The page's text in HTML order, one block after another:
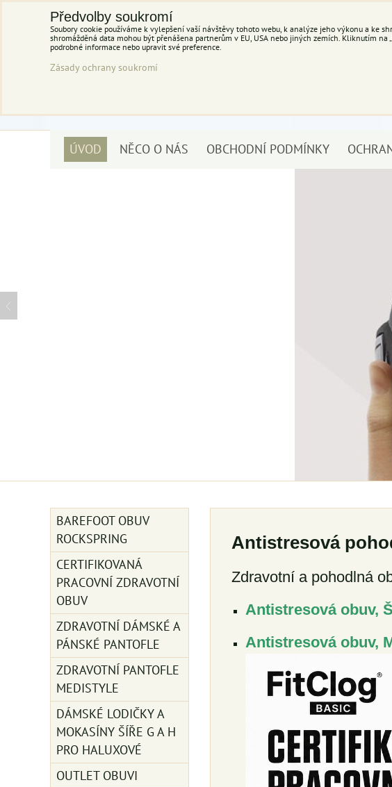
ÚVOD NĚCO O NÁS OBCHODNÍ PODMÍNKY
Antistresová
Zdravotní a pohodlná
Antistresová obuv,
Antistresová obuv,
BAREFOOT OBUV
ROCKSPRING
CERTIFIKOVANÁ
PRACOVNÍ ZDRAVOTNÍ
OBUV
ZDRAVOTNÍ DÁMSKÉ A
PÁNSKÉ PANTOFLE
ZDRAVOTNÍ PANTOFLE
MEDISTYLE
DÁMSKÉ LODIČKY A
MOKASÍNY ŠÍŘE G A H
PRO HALUXOVÉ
OUTLET OBUVI
Předvolby soukromí
Soubory cookie používáme k vylepšení vaší návštěvy tohoto webu, k analýze jeho výkonu a ke
shromážděná data mohou být přenášena partnerům v EU, USA nebo jiných zemích. Kliknutím
podrobné informace nebo upravit své preference.
Zásady ochrany soukromí